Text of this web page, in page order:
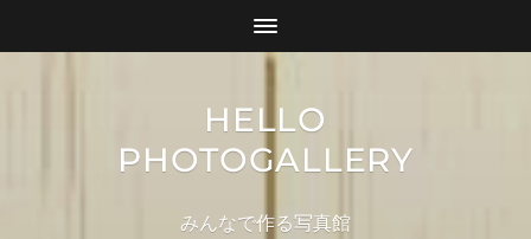
HELLO
PHOTOGALLERY
みんなで作る写真館